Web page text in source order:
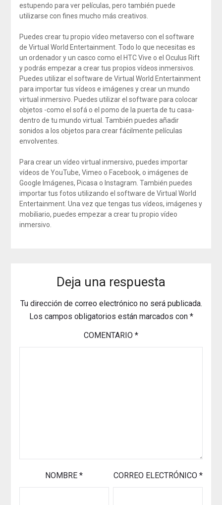
estupendo para ver películas, pero también puede
utilizarse con fines mucho más creativos.
Puedes crear tu propio vídeo metaverso con el software
de Virtual World Entertainment. Todo lo que necesitas es
un ordenador y un casco como el HTC Vive o el Oculus Rift
y podrás empezar a crear tus propios vídeos inmersivos.
Puedes utilizar el software de Virtual World Entertainment
para importar tus vídeos e imágenes y crear un mundo
virtual inmersivo. Puedes utilizar el software para colocar
objetos -como el sofá o el pomo de la puerta de tu casa-
dentro de tu mundo virtual. También puedes añadir
sonidos a los objetos para crear fácilmente películas
envolventes.
Para crear un vídeo virtual inmersivo, puedes importar
vídeos de YouTube, Vimeo o Facebook, o imágenes de
Google Imágenes, Picasa o Instagram. También puedes
importar tus fotos utilizando el software de Virtual World
Entertainment. Una vez que tengas tus vídeos, imágenes y
mobiliario, puedes empezar a crear tu propio vídeo
inmersivo.
Deja una respuesta
Tu dirección de correo electrónico no será publicada.
Los campos obligatorios están marcados con *
COMENTARIO *
NOMBRE* CORREO ELECTRÓNICO *